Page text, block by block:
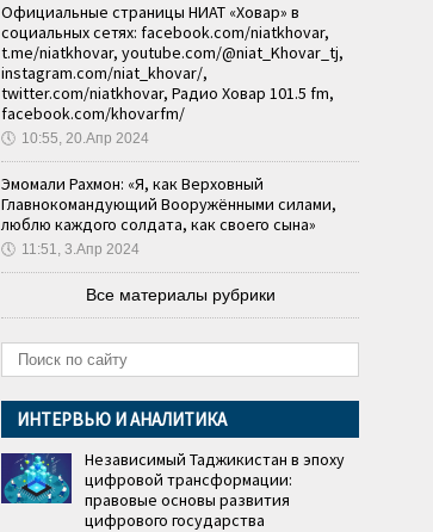
Официальные страницы НИАТ «Ховар» в
социальных сетях: facebook.com/niatkhovar,
t.me/niatkhovar, youtube.com/@niat_Khovar_tj,
instagram.com/niat_khovar/,
twitter.com/niatkhovar, Радио Ховар 101.5 fm,
facebook.com/khovarfm/
🕔 10:55, 20.Апр 2024
Эмомали Рахмон: «Я, как Верховный
Главнокомандующий Вооружёнными силами,
люблю каждого солдата, как своего сына»
🕔 11:51, 3.Апр 2024
Все материалы рубрики
ИНТЕРВЬЮ И АНАЛИТИКА
Независимый Таджикистан в эпоху
цифровой трансформации:
правовые основы развития
цифрового государства